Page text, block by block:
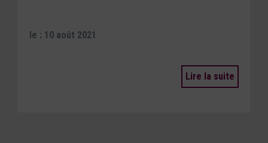
le : 10 août 2021
Lire la suite